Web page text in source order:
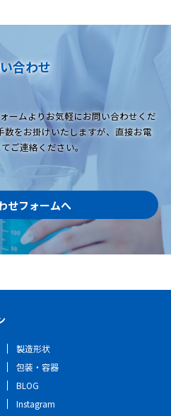
合わせ
ームよりお気軽にお問い合わせくだ
をお掛けいたしますが、直接お電
ご連絡ください。
せフォームへ
製造形状
包装・容器
BLOG
Instagram